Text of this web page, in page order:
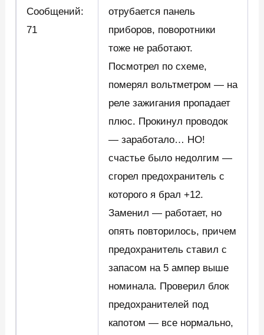
Сообщений:
71
отрубается панель
приборов, поворотники
тоже не работают.
Посмотрел по схеме,
померял вольтметром — на
реле зажигания пропадает
плюс. Прокинул проводок
— заработало… НО!
счастье было недолгим —
сгорел предохранитель с
которого я брал +12.
Заменил — работает, но
опять повторилось, причем
предохранитель ставил с
запасом на 5 ампер выше
номинала. Проверил блок
предохранителей под
капотом — все нормально,